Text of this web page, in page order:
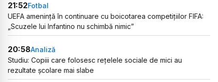
21:52Fotbal
UEFA amenință în continuare cu boicotarea competițiilor FIFA:
„Scuzele lui Infantino nu schimbă nimic”
20:58Analiză
Studiu: Copiii care folosesc rețelele sociale de mici au
rezultate școlare mai slabe